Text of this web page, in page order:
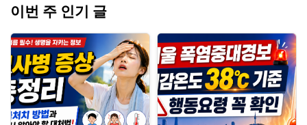
이번 주 인기 글